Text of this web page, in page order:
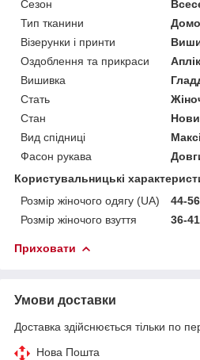
Сезон
Тип тканини
Візерунки і принти
Оздоблення та прикраси
Вишивка
Стать
Стан
Вид спідниці
Максі
Фасон рукава
Користувальницькі
Розмір жіночого одягу (UA)
44-56
Розмір жіночого взуття
36-41
Приховати
Умови доставки
Доставка здійснюється тільки по
Нова Пошта